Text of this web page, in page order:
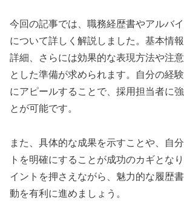
今回の記事では、職務経歴書やアルバ
について詳しく解説しました。基本情
詳細、さらには効果的な表現方法や注
とした準備が求められます。自分の経
にアピールすることで、採用担当者に
とが可能です。
また、具体的な成果を示すことや、自
トを明確にすることが成功のカギとな
イントを押さえながら、魅力的な履歴
動を有利に進めましょう。